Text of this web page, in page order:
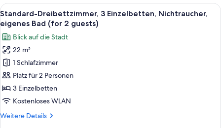
zur
Einzelnutzung,
Nichtraucher,
Stadtblick
Alle
Fotos
für
Standard-
Dreibettzimmer,
3 Einzelbetten,
Nichtraucher,
eigenes
Bad
2
Ein Hotelzimmer mit zwei Betten,
8
Standard-Dreibettzimmer, 3 Einzelbetten, Nichtraucher,
eigenes Bad (for 2 guests)
Blick auf die Stadt
22 m²
1 Schlafzimmer
Platz für 2 Personen
3 Einzelbetten
Kostenloses WLAN
Weitere Details
Weitere